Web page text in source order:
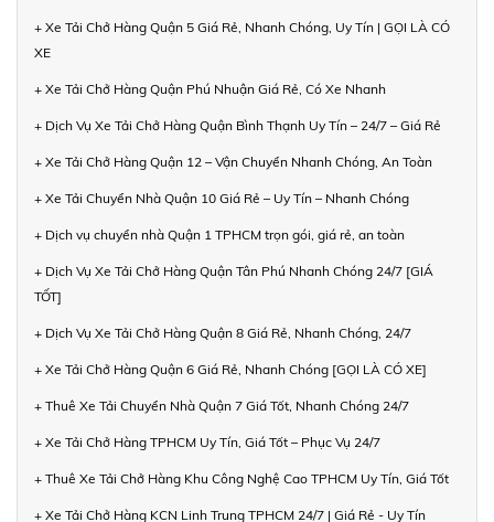
+ Xe Tải Chở Hàng Quận 5 Giá Rẻ, Nhanh Chóng, Uy Tín | GỌI LÀ CÓ
XE
+ Xe Tải Chở Hàng Quận Phú Nhuận Giá Rẻ, Có Xe Nhanh
+ Dịch Vụ Xe Tải Chở Hàng Quận Bình Thạnh Uy Tín – 24/7 – Giá Rẻ
+ Xe Tải Chở Hàng Quận 12 – Vận Chuyển Nhanh Chóng, An Toàn
+ Xe Tải Chuyển Nhà Quận 10 Giá Rẻ – Uy Tín – Nhanh Chóng
+ Dịch vụ chuyển nhà Quận 1 TPHCM trọn gói, giá rẻ, an toàn
+ Dịch Vụ Xe Tải Chở Hàng Quận Tân Phú Nhanh Chóng 24/7 [GIÁ
TỐT]
+ Dịch Vụ Xe Tải Chở Hàng Quận 8 Giá Rẻ, Nhanh Chóng, 24/7
+ Xe Tải Chở Hàng Quận 6 Giá Rẻ, Nhanh Chóng [GỌI LÀ CÓ XE]
+ Thuê Xe Tải Chuyển Nhà Quận 7 Giá Tốt, Nhanh Chóng 24/7
+ Xe Tải Chở Hàng TPHCM Uy Tín, Giá Tốt – Phục Vụ 24/7
+ Thuê Xe Tải Chở Hàng Khu Công Nghệ Cao TPHCM Uy Tín, Giá Tốt
+ Xe Tải Chở Hàng KCN Linh Trung TPHCM 24/7 | Giá Rẻ - Uy Tín